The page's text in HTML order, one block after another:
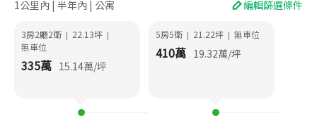
1公里內 | 半年內 | 公寓 編輯篩選條件
3房2廳2衛 | 22.13坪 |
無車位
335萬 15.14萬/坪
5房5衛 | 21.22坪 | 無車位
410萬 19.32萬/坪